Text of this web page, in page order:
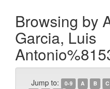
Browsing by
Garcia, Luis
Jump to: 0-9 A B C